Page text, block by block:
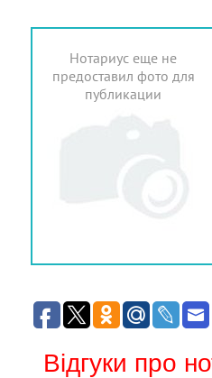
Нотариус еще не
предоставил фото для
публикации
Відгуки про